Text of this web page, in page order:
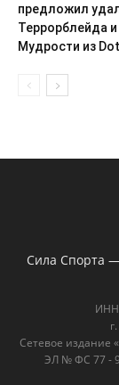
предложил
Террорблейда
Мудрости из
Сила Спорта
ИНН
Сетевое издание
ЭЛ № ФС 77 -